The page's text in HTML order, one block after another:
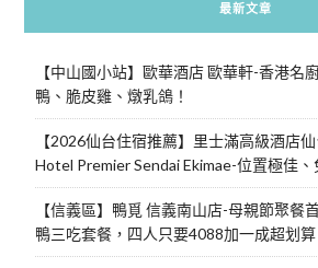
最新文章
【中山國小站】歐華酒店 歐華軒-香港名
鴨、脆皮雞、燉乳鴿！
【2026仙台住宿推薦】里士滿高級酒店
Hotel Premier Sendai Ekimae-位置極佳
【信義區】鴨覓 信義南山店-母親節聚餐
鴨三吃套餐，四人只要4088加一成超划算